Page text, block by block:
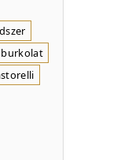
burkolat